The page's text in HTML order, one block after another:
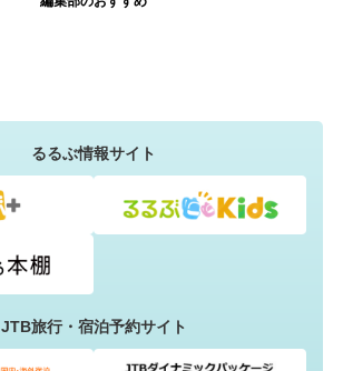
るるぶ情報サイト
JTB旅行・宿泊予約サイト